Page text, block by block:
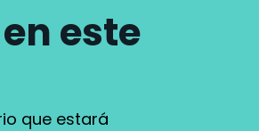
este
que estará